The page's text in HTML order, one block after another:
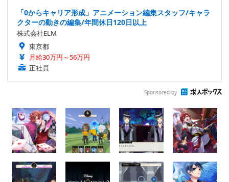
「0からキャリア形成」アニメーション編集スタッフ/キャラ
クターの動きの編集/年間休日120日以上
株式会社ELM
東京都
月給30万円～56万円
正社員
Sponsored by